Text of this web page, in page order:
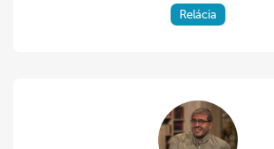
Relácia